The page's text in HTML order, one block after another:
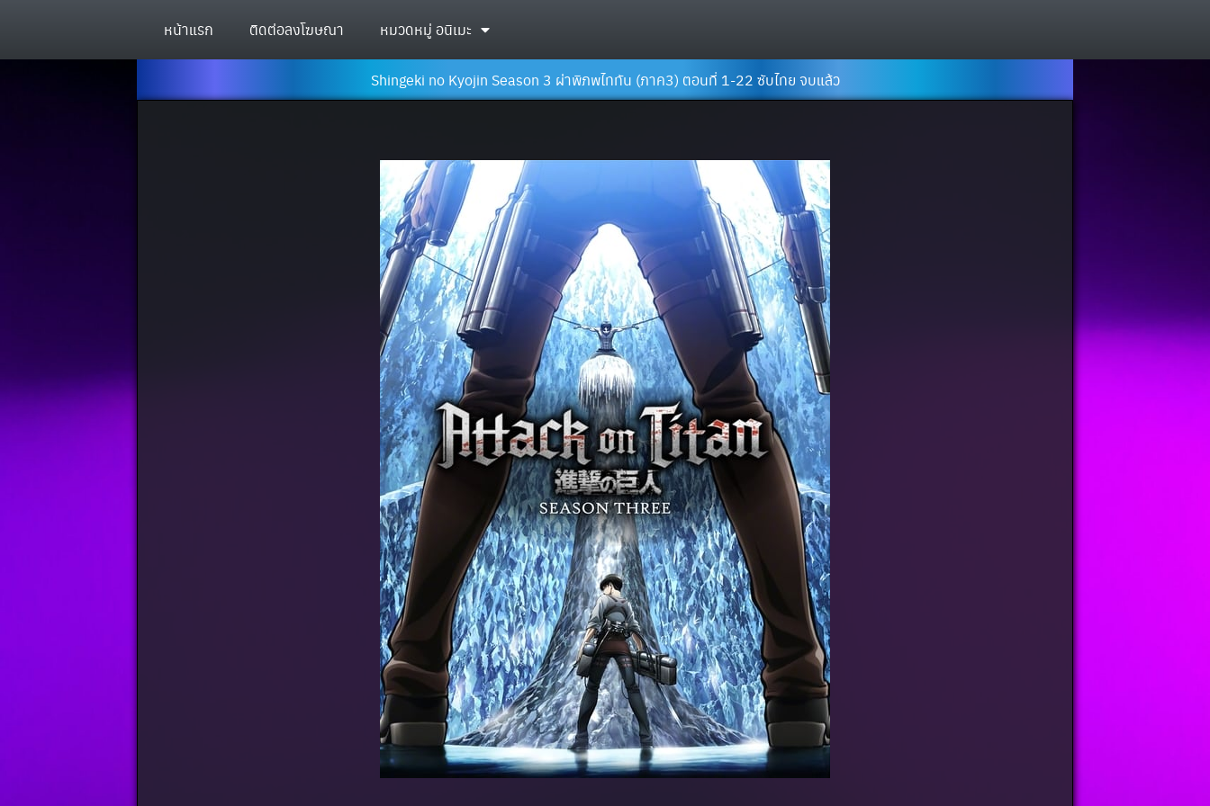
หน้าแรก ติดต่อลงโฆษณา หมวดหมู่ อนิเมะ
Shingeki no Kyojin Season 3 ผ่าพิภพไททัน (ภาค3) ตอนที่ 1-22 ซับไทย จบแล้ว